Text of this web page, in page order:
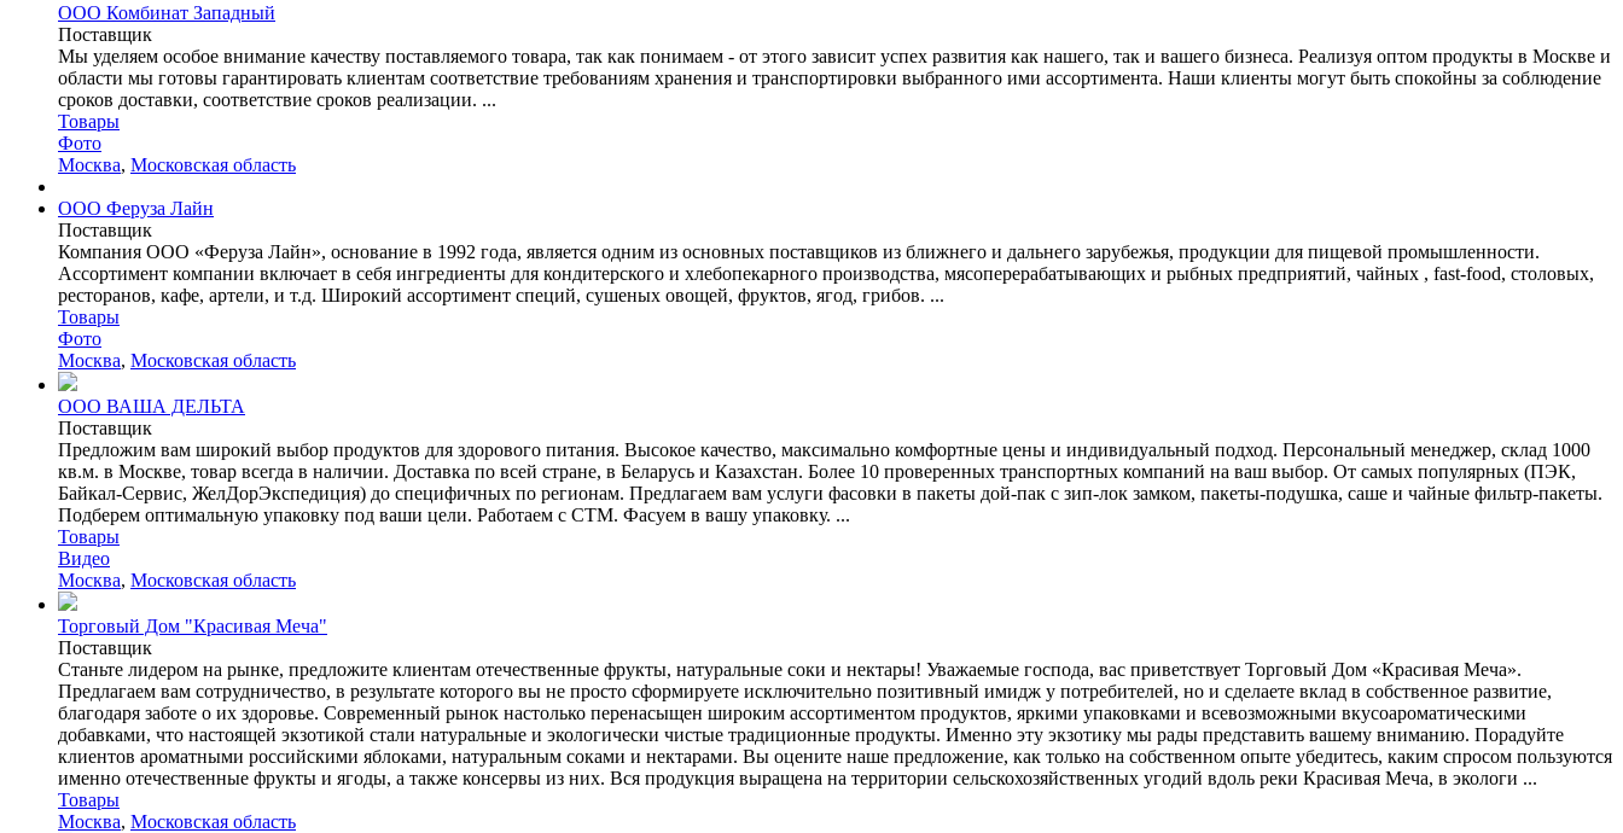
ООО Комбинат Западный
Поставщик
Мы уделяем особое внимание качеству поставляемого товара, так как понимаем - от этого зависит успех развития как нашего, так и вашего бизнеса. Реализуя оптом продукты в Москве и
области мы готовы гарантировать клиентам соответствие требованиям хранения и транспортировки выбранного ими ассортимента. Наши клиенты могут быть спокойны за соблюдение
сроков доставки, соответствие сроков реализации. ...
Товары
Фото
Москва, Московская область
ООО Феруза Лайн
Поставщик
Компания ООО «Феруза Лайн», основание в 1992 года, является одним из основных поставщиков из ближнего и дальнего зарубежья, продукции для пищевой промышленности.
Ассортимент компании включает в себя ингредиенты для кондитерского и хлебопекарного производства, мясоперерабатывающих и рыбных предприятий, чайных , fast-food, столовых,
ресторанов, кафе, артели, и т.д. Широкий ассортимент специй, сушеных овощей, фруктов, ягод, грибов. ...
Товары
Фото
Москва, Московская область
ООО ВАША ДЕЛЬТА
Поставщик
Предложим вам широкий выбор продуктов для здорового питания. Высокое качество, максимально комфортные цены и индивидуальный подход. Персональный менеджер, склад 1000
кв.м. в Москве, товар всегда в наличии. Доставка по всей стране, в Беларусь и Казахстан. Более 10 проверенных транспортных компаний на ваш выбор. От самых популярных (ПЭК,
Байкал-Сервис, ЖелДорЭкспедиция) до специфичных по регионам. Предлагаем вам услуги фасовки в пакеты дой-пак с зип-лок замком, пакеты-подушка, саше и чайные фильтр-пакеты.
Подберем оптимальную упаковку под ваши цели. Работаем с СТМ. Фасуем в вашу упаковку. ...
Товары
Видео
Москва, Московская область
Торговый Дом "Красивая Меча"
Поставщик
Станьте лидером на рынке, предложите клиентам отечественные фрукты, натуральные соки и нектары! Уважаемые господа, вас приветствует Торговый Дом «Красивая Меча».
Предлагаем вам сотрудничество, в результате которого вы не просто сформируете исключительно позитивный имидж у потребителей, но и сделаете вклад в собственное развитие,
благодаря заботе о их здоровье. Современный рынок настолько перенасыщен широким ассортиментом продуктов, яркими упаковками и всевозможными вкусоароматическими
добавками, что настоящей экзотикой стали натуральные и экологически чистые традиционные продукты. Именно эту экзотику мы рады представить вашему вниманию. Порадуйте
клиентов ароматными российскими яблоками, натуральным соками и нектарами. Вы оцените наше предложение, как только на собственном опыте убедитесь, каким спросом пользуются
именно отечественные фрукты и ягоды, а также консервы из них. Вся продукция выращена на территории сельскохозяйственных угодий вдоль реки Красивая Меча, в экологи ...
Товары
Москва, Московская область